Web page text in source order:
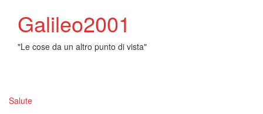
Galileo2001
"Le cose da un altro punto di vista"
Salute